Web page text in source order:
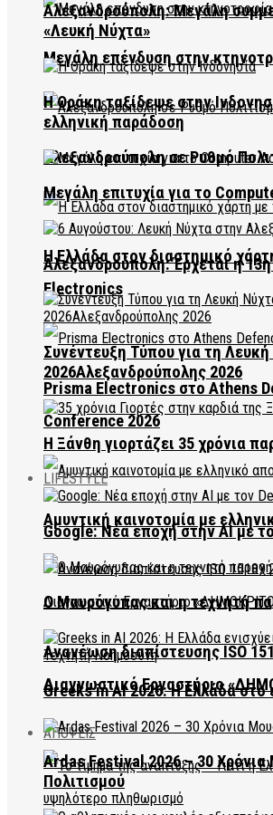
Μεγάλη επένδυση στην
Αλεξανδρούπολη σε Ρυθμό
Η Ελλάδα στον διαστημικό
Electronics
Prisma Electronics στο Athens
Conference 2026
Αμυντική καινοτομία με
Ανανέωση διαπίστευσης ISO
Διαγνωστικό Εργαστήριο
ΑΠΟΨΕΙΣ
Αλεξανδρούπολη: Μεγάλη
«Λευκή Νύχτα»
Η Θράκη ταξίδεψε στην
ελληνική παράδοση
Μεγάλη επιτυχία για το
Αλεξανδρούπολη: Έρχεται η
Συνέντευξη Τύπου για τη
2026Αλεξανδρούπολης 2026
Η Ξάνθη γιορτάζει 35 χρόνια
LIFESTYLE
Google: Νέα εποχή στην AI με
Ο Μαυρόγυπας και η τεχνητή
Greeks in AI 2026: Η Ελλάδα στο
Ardas Festival 2026 – 30 Χρόνια
Πολιτισμού